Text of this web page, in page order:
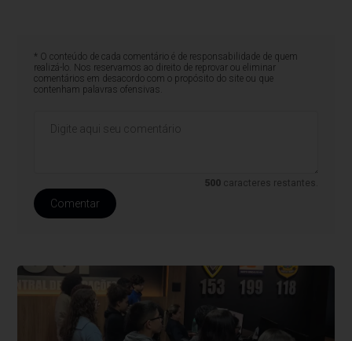
* O conteúdo de cada comentário é de responsabilidade de quem
realizá-lo. Nos reservamos ao direito de reprovar ou eliminar
comentários em desacordo com o propósito do site ou que
contenham palavras ofensivas.
500 caracteres restantes.
Comentar